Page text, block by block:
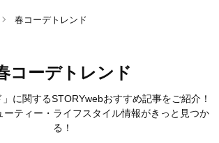
春コーデトレンド
コーデトレンド
」に関するSTORYwebおすすめ記事をご紹介！
ーティー・ライフスタイル情報がきっと見つか
る！